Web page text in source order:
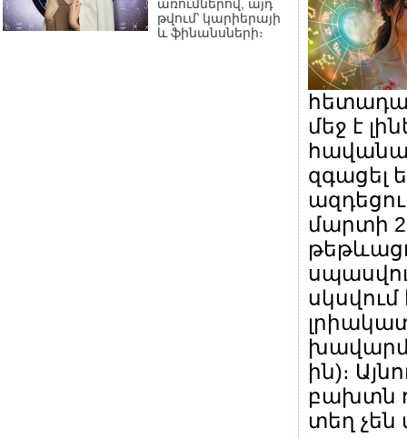
առումներով, այդ
թվում՝ կարիերայի
և ֆինանսների։
մեջ է
զգացել
մարտի
սկսվում
ին)։
բախտն
տեղ